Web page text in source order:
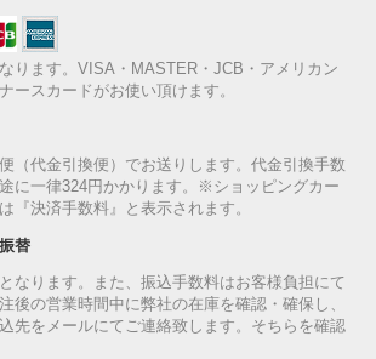
ります。VISA・MASTER・JCB・アメリカン
ースカードがお使い頂けます。
（代金引換便）でお送りします。代金引換手数
に一律324円かかります。※ショッピングカー
『決済手数料』と表示されます。
替
なります。また、振込手数料はお客様負担にて
後の営業時間中に弊社の在庫を確認・確保し、
先をメールにてご連絡致します。そちらを確認